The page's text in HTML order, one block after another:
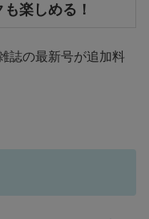
楽しめる！
誌の最新号が追加料